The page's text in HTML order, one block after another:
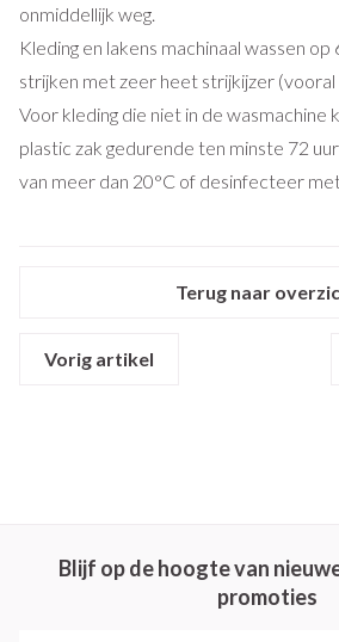
onmiddellijk weg.
Kleding en lakens machinaal wassen op
strijken met zeer heet strijkijzer (vooral
Voor kleding die niet in de wasmachine
plastic zak gedurende ten minste 72
van meer dan 20°C of desinfecteer
Terug naar
Vorig artikel
Blijf op de hoogte van
promoties